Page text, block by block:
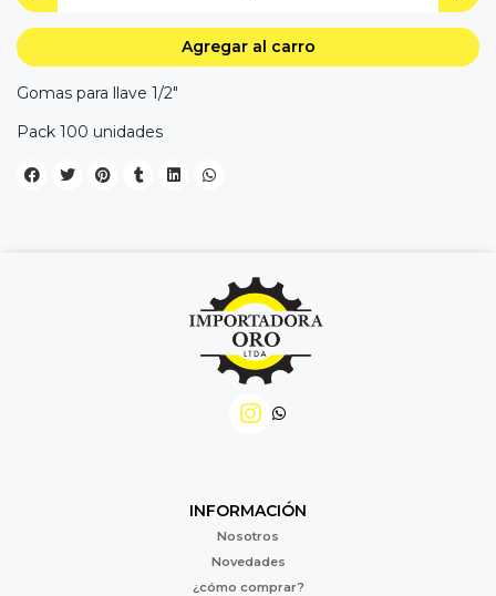
Agregar al carro
Gomas para llave 1/2"
Pack 100 unidades
INFORMACIÓN
Nosotros
Novedades
¿cómo comprar?